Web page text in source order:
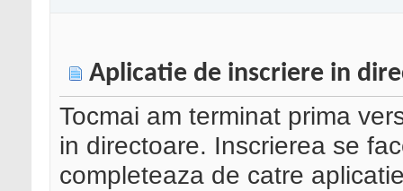
Aplicatie de inscriere in
Tocmai am terminat prima
in directoare. Inscrierea se
completeaza de catre